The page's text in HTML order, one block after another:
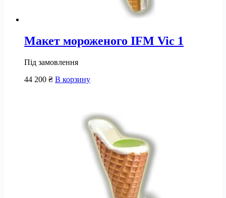
Макет мороженого IFM Vic 1
Під замовлення
44 200 ₴ В корзину